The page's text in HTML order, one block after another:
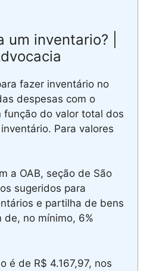
inventario? |
fazer inventário no
despesas com o
função do valor total dos
Para valores
a OAB, seção de São
sugeridos para
e partilha de bens
de, no mínimo, 6%
é de R$ 4.167,97, nos